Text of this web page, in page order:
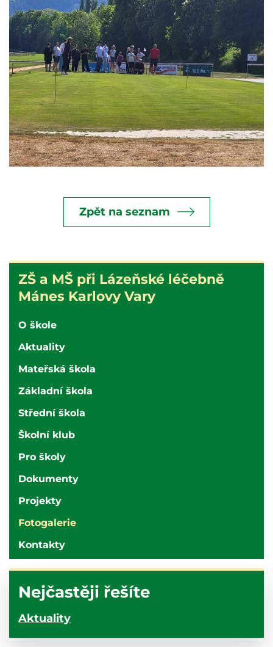
ZŠ
a
MŠ
při
nemocnici
Karlovy
Vary
ZŠ a MŠ při Lázeňské léčebně
Mánes Karlovy Vary
O škole
Aktuality
Mateřská škola
Základní škola
Střední škola
Školní klub
Pro školy
Dokumenty
Projekty
Fotogalerie
Kontakty
Nejčastěji řešíte
Aktuality
Zpět na seznam